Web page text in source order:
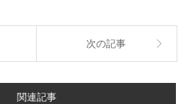
次の記事
関連記事